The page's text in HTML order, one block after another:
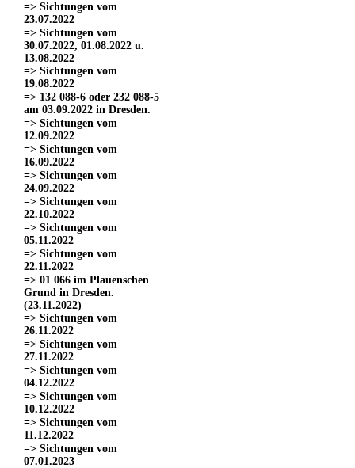
=> Sichtungen vom
23.07.2022
=> Sichtungen vom
30.07.2022, 01.08.2022 u.
13.08.2022
=> Sichtungen vom
19.08.2022
=> 132 088-6 oder 232 088-5
am 03.09.2022 in Dresden.
=> Sichtungen vom
12.09.2022
=> Sichtungen vom
16.09.2022
=> Sichtungen vom
24.09.2022
=> Sichtungen vom
22.10.2022
=> Sichtungen vom
05.11.2022
=> Sichtungen vom
22.11.2022
=> 01 066 im Plauenschen
Grund in Dresden.
(23.11.2022)
=> Sichtungen vom
26.11.2022
=> Sichtungen vom
27.11.2022
=> Sichtungen vom
04.12.2022
=> Sichtungen vom
10.12.2022
=> Sichtungen vom
11.12.2022
=> Sichtungen vom
07.01.2023